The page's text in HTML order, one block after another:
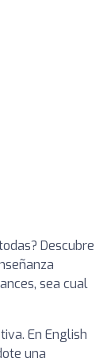
Descubre
sea cual
En English
una